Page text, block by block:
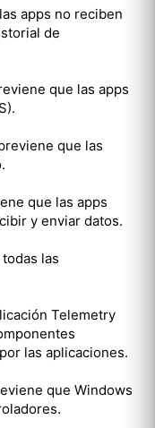
apps no reciben
de
que las apps
que las
que las apps
y enviar datos.
las
Telemetry
las aplicaciones.
que Windows